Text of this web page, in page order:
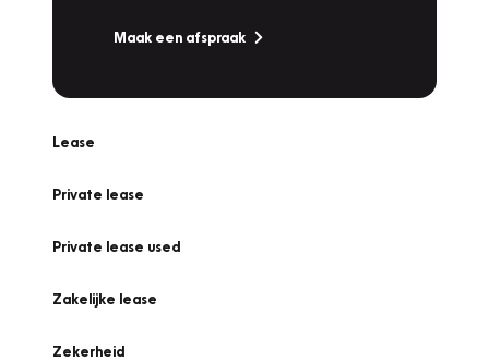
Maak een afspraak
Lease
Private lease
Private lease used
Zakelijke lease
Zekerheid